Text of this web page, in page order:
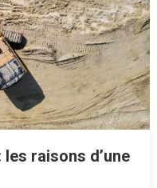
les raisons d’une